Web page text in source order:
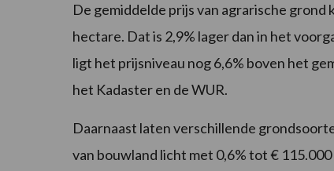
De gemiddelde prijs van agrarische
hectare. Dat is 2,9% lager dan in het
ligt het prijsniveau nog 6,6% boven het
het Kadaster en de WUR.
Daarnaast laten verschillende
van bouwland licht met 0,6% tot €